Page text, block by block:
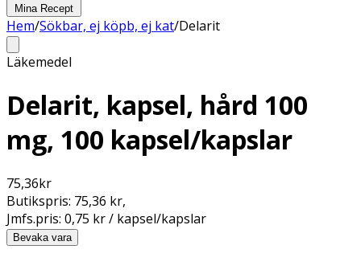
Mina Recept
Hem/Sökbar, ej köpb, ej kat/Delarit
Läkemedel
Delarit, kapsel, hård 100
mg, 100 kapsel/kapslar
75,36kr
Butikspris: 75,36 kr,
Jmfs.pris: 0,75 kr / kapsel/kapslar
Bevaka vara